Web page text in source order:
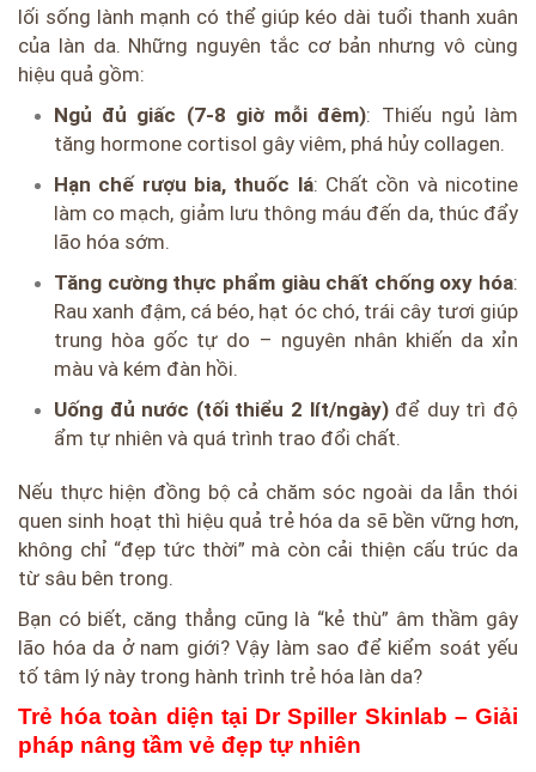
lối sống lành mạnh có thể giúp kéo dài tuổi thanh xuân
của làn da. Những nguyên tắc cơ bản nhưng vô cùng
hiệu quả gồm:
Ngủ đủ giấc (7-8 giờ mỗi đêm): Thiếu ngủ làm
tăng hormone cortisol gây viêm, phá hủy collagen.
Hạn chế rượu bia, thuốc lá: Chất cồn và nicotine
làm co mạch, giảm lưu thông máu đến da, thúc đẩy
lão hóa sớm.
Tăng cường thực phẩm giàu chất chống oxy hóa:
Rau xanh đậm, cá béo, hạt óc chó, trái cây tươi giúp
trung hòa gốc tự do – nguyên nhân khiến da xỉn
màu và kém đàn hồi.
Uống đủ nước (tối thiểu 2 lít/ngày)để duy trì độ
ẩm tự nhiên và quá trình trao đổi chất.
Nếu thực hiện đồng bộ cả chăm sóc ngoài da lẫn thói
quen sinh hoạt thì hiệu quả trẻ hóa da sẽ bền vững hơn,
không chỉ “đẹp tức thời” mà còn cải thiện cấu trúc da
từ sâu bên trong.
Bạn có biết, căng thẳng cũng là “kẻ thù” âm thầm gây
lão hóa da ở nam giới? Vậy làm sao để kiểm soát yếu
tố tâm lý này trong hành trình trẻ hóa làn da?
Trẻ hóa toàn diện tại Dr Spiller Skinlab – Giải
pháp nâng tầm vẻ đẹp tự nhiên